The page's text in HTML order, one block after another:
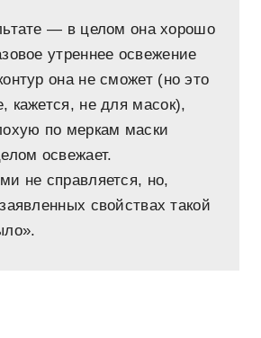
— в целом она хорошо
утреннее освежение
она не сможет (но это
кажется, не для масок),
по меркам маски
освежает.
не справляется, но,
свойствах такой